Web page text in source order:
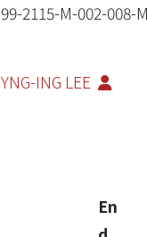
99-2115-M-002-008-
YNG-ING LEE
En